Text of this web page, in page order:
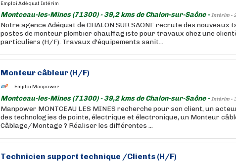
Emploi Adéquat Intérim
Montceau-les-Mines (71300) - 39,2 kms de Chalon-sur-Saône -Intérim -
Notre agence Adéquat de CHALON SUR SAONE recrute des nouveaux
postes de monteur plombier chauffagiste pour travaux chez une
particuliers (H/F). Travaux d'équipements sanit...
Monteur câbleur (H/F)
Emploi Manpower
Montceau-les-Mines (71300) - 39,2 kms de Chalon-sur-Saône -Intérim -
Manpower MONTCEAU LES MINES recherche pour son client, un
des technologies de pointe, électrique et électronique, un Monteur
Câblage/Montage ? Réaliser les différentes ...
Technicien support technique /Clients (H/F)